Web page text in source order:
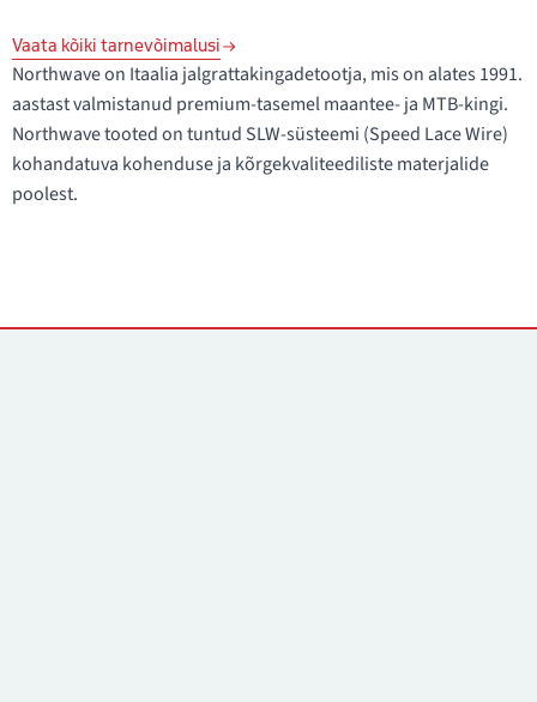
Vaata kõiki tarnevõimalusi
Northwave on Itaalia jalgrattakingadetootja, mis on alates 1991.
aastast valmistanud premium-tasemel maantee- ja MTB-kingi.
Northwave tooted on tuntud SLW-süsteemi (Speed Lace Wire)
kohandatuva kohenduse ja kõrgekvaliteediliste materjalide
poolest.